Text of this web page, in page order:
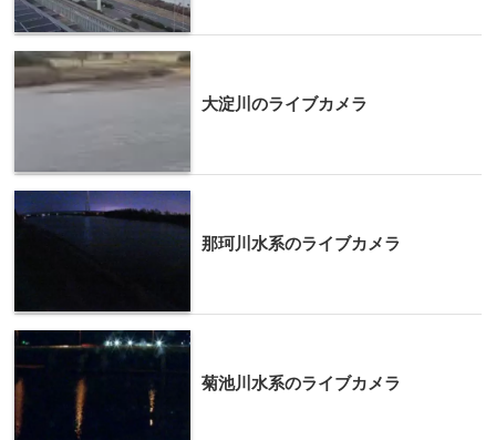
大淀川のライブカメラ
那珂川水系のライブカメラ
菊池川水系のライブカメラ